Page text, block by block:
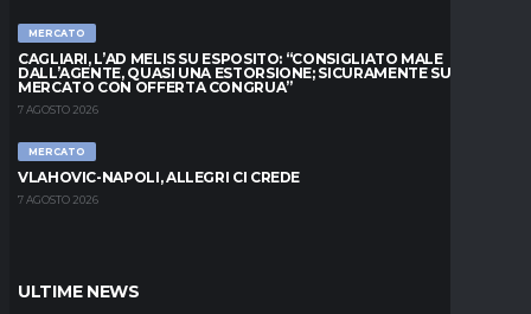
MERCATO
CAGLIARI, L’AD MELIS SU ESPOSITO: “CONSIGLIATO MALE
DALL’AGENTE, QUASI UNA ESTORSIONE; SICURAMENTE SUL
MERCATO CON OFFERTA CONGRUA”
7 AGOSTO 2026
MERCATO
VLAHOVIC-NAPOLI, ALLEGRI CI CREDE
7 AGOSTO 2026
ULTIME NEWS